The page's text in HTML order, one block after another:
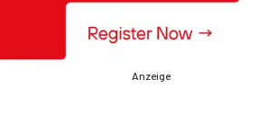
Anzeige